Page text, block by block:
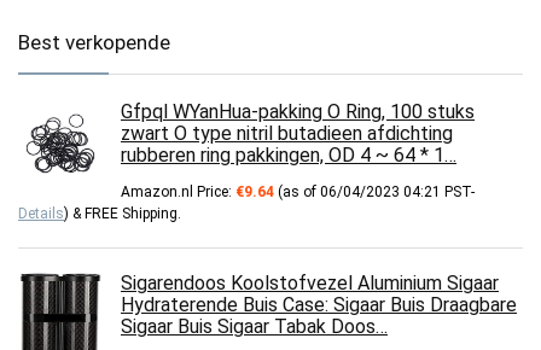
Best verkopende
Gfpql WYanHua-pakking O Ring, 100 stuks
zwart O type nitril butadieen afdichting
rubberen ring pakkingen, OD 4 ~ 64 * 1…
Amazon.nl Price: €9.64 (as of 06/04/2023 04:21 PST-
Details) & FREE Shipping.
Sigarendoos Koolstofvezel Aluminium Sigaar
Hydraterende Buis Case: Sigaar Buis Draagbare
Sigaar Buis Sigaar Tabak Doos…